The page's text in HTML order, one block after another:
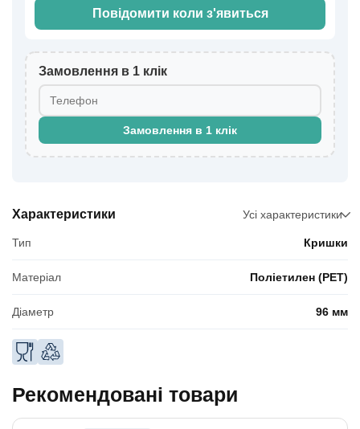
Повідомити коли з'явиться
Замовлення в 1 клік
Замовлення в 1 клік
Характеристики Усі характеристики
Тип Кришки
Матеріал Поліетилен (PET)
Діаметр 96 мм
Рекомендовані товари